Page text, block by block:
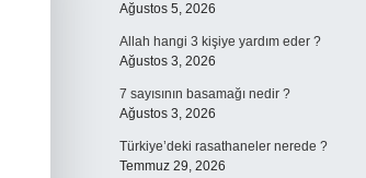
Ağustos 5, 2026
Allah hangi 3 kişiye yardım eder ?
Ağustos 3, 2026
7 sayısının basamağı nedir ?
Ağustos 3, 2026
Türkiye’deki rasathaneler nerede ?
Temmuz 29, 2026